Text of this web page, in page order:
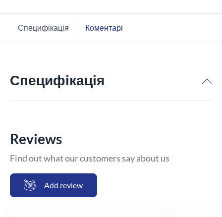
Специфікація Коментарі
Специфікація
Reviews
Find out what our customers say about us
Add review